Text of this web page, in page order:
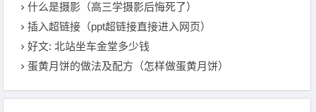
什么是摄影（高三学摄影后悔死了）
插入超链接（ppt超链接直接进入网页）
好文: 北站坐车金堂多少钱
蛋黄月饼的做法及配方（怎样做蛋黄月饼）